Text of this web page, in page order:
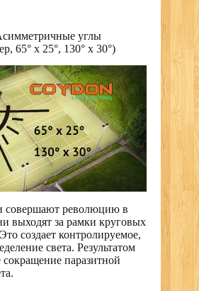
углы
65° x 25°, 130° x 30°)
совершают революцию в
выходят за рамки круговых
создает контролируемое,
света. Результатом
сокращение паразитной